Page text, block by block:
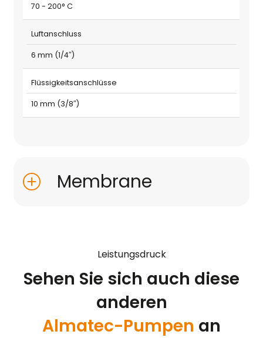
70 - 200° C
Luftanschluss
6 mm (1/4″)
Flüssigkeitsanschlüsse
10 mm (3/8″)
Membrane
Leistungsdruck
Sehen Sie sich auch diese
anderen
Almatec-Pumpen an